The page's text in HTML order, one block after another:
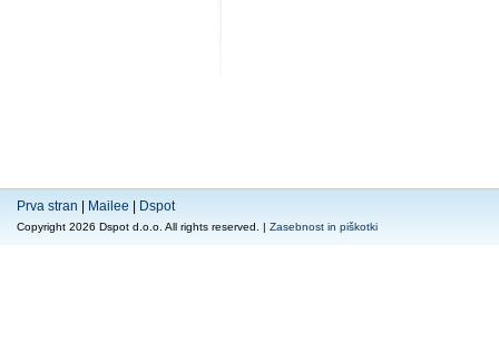
Prva stran Mailee Dspot
Copyright 2026 Dspot d.o.o. All rights reserved. | Zasebnost in piškotki